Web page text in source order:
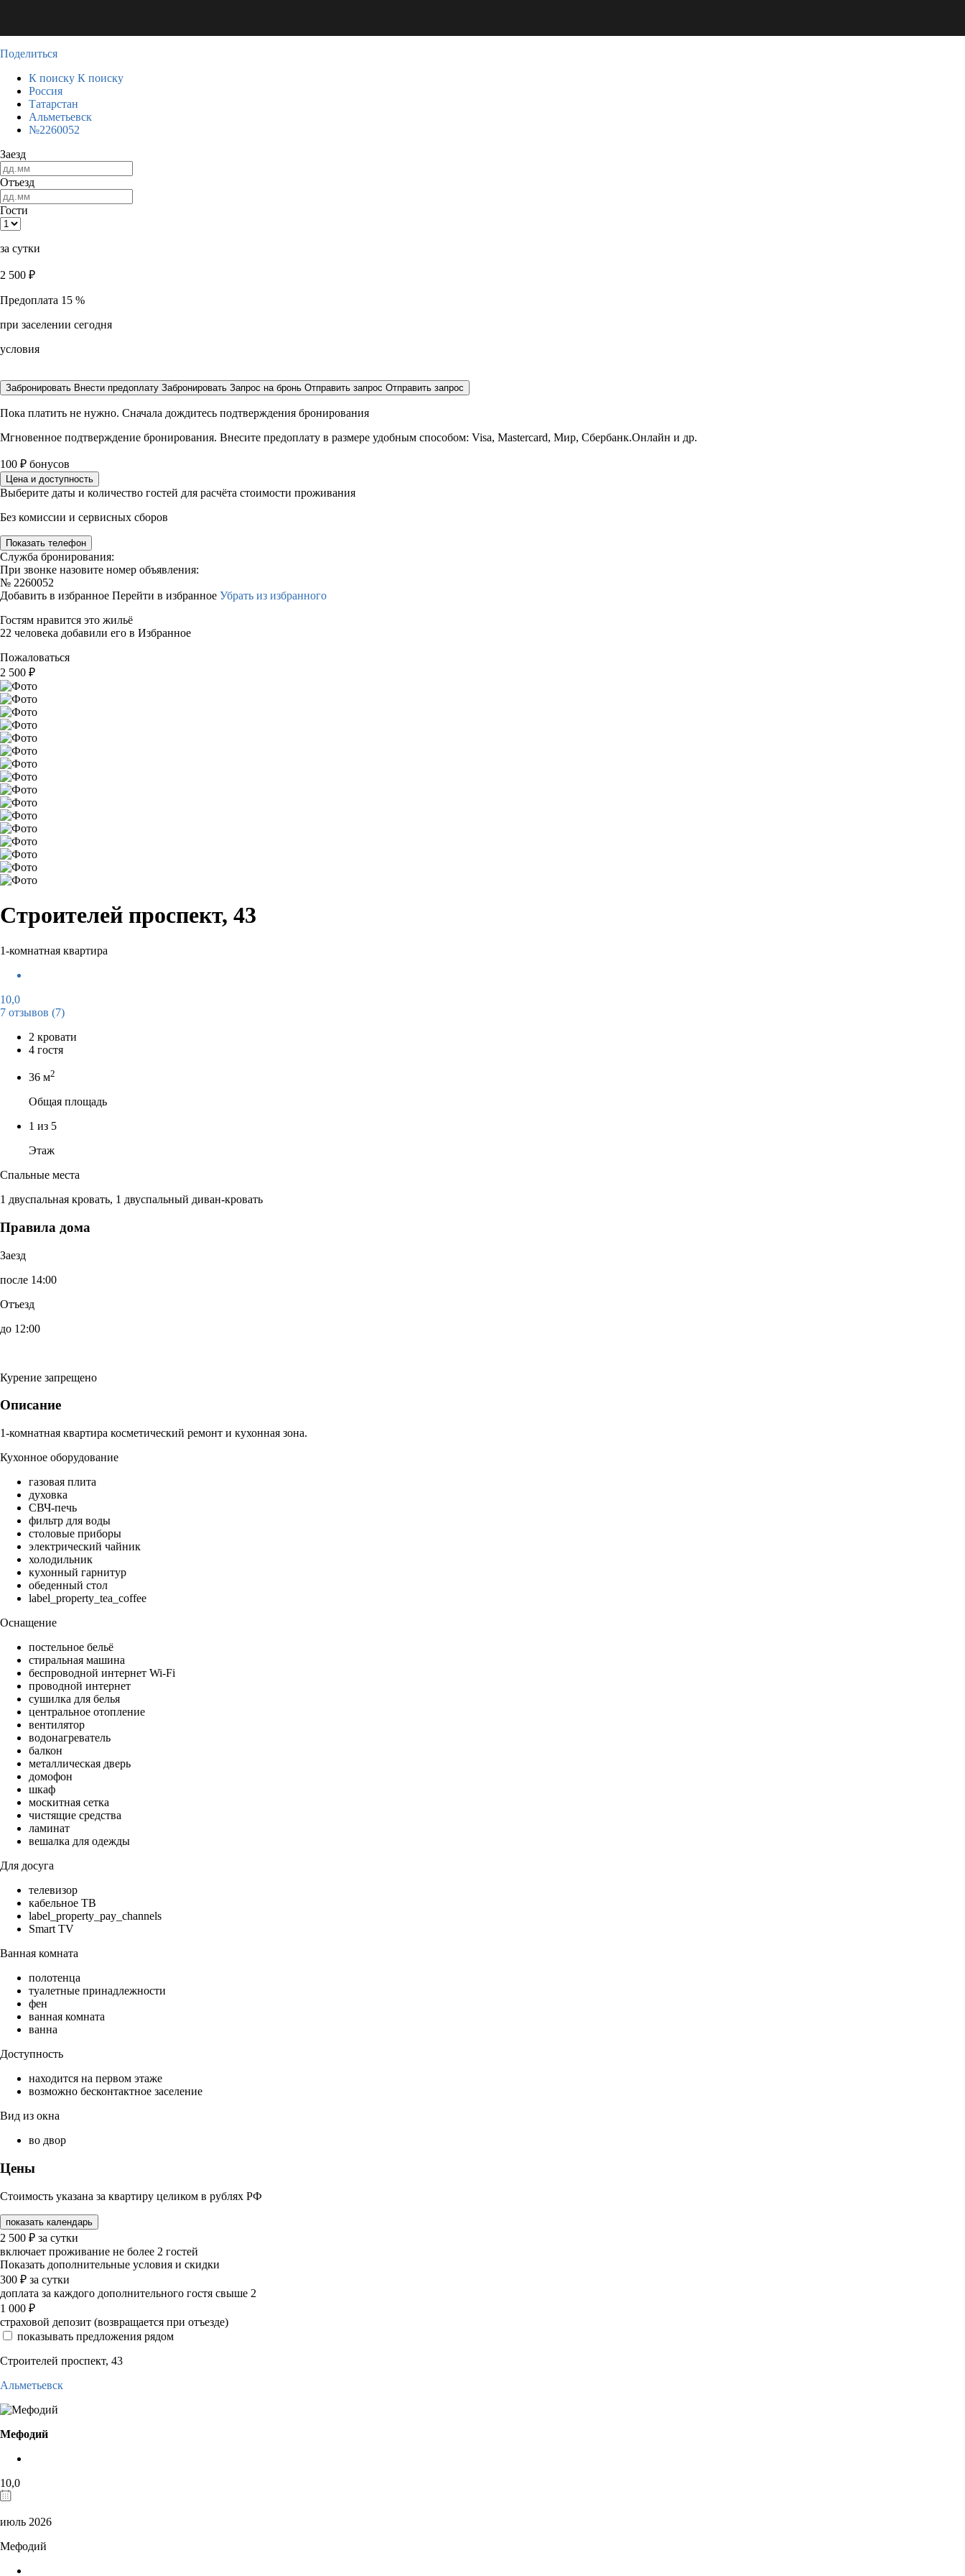
Поделиться
К поиску К поиску
Россия
Татарстан
Альметьевск
№2260052
Заезд
Отъезд
Гости
за сутки
2 500 ₽
Предоплата 15 %
при заселении сегодня
условия
Забронировать Внести предоплату Забронировать Запрос на бронь Отправить запрос Отправить запрос
Пока платить не нужно. Сначала дождитесь подтверждения бронирования
Мгновенное подтверждение бронирования. Внесите предоплату в размере удобным способом: Visa, Mastercard, Мир, Сбербанк.Онлайн и др.
100 ₽ бонусов
Цена и доступность
Выберите даты и количество гостей для расчёта стоимости проживания
Без комиссии и сервисных сборов
Показать телефон
Служба бронирования:
При звонке назовите номер объявления:
№ 2260052
Добавить в избранное Перейти в избранное Убрать из избранного
Гостям нравится это жильё
22 человека добавили его в Избранное
Пожаловаться
2 500 ₽
Строителей проспект, 43
1-комнатная квартира
10,0
7 отзывов (7)
2 кровати
4 гостя
36 м2
Общая площадь
1 из 5
Этаж
Спальные места
1 двуспальная кровать, 1 двуспальный диван-кровать
Правила дома
Заезд
после 14:00
Отъезд
до 12:00
Курение запрещено
Описание
1-комнатная квартира косметический ремонт и кухонная зона.
Кухонное оборудование
газовая плита
духовка
СВЧ-печь
фильтр для воды
столовые приборы
электрический чайник
холодильник
кухонный гарнитур
обеденный стол
label_property_tea_coffee
Оснащение
постельное бельё
стиральная машина
беспроводной интернет Wi-Fi
проводной интернет
сушилка для белья
центральное отопление
вентилятор
водонагреватель
балкон
металлическая дверь
домофон
шкаф
москитная сетка
чистящие средства
ламинат
вешалка для одежды
Для досуга
телевизор
кабельное ТВ
label_property_pay_channels
Smart TV
Ванная комната
полотенца
туалетные принадлежности
фен
ванная комната
ванна
Доступность
находится на первом этаже
возможно бесконтактное заселение
Вид из окна
во двор
Цены
Стоимость указана за квартиру целиком в рублях РФ
показать календарь
2 500 ₽ за сутки
включает проживание не более 2 гостей
Показать дополнительные условия и скидки
300 ₽ за сутки
доплата за каждого дополнительного гостя свыше 2
1 000 ₽
страховой депозит (возвращается при отъезде)
показывать предложения рядом
Строителей проспект, 43
Альметьевск
Мефодий
10,0
июль 2026
Мефодий